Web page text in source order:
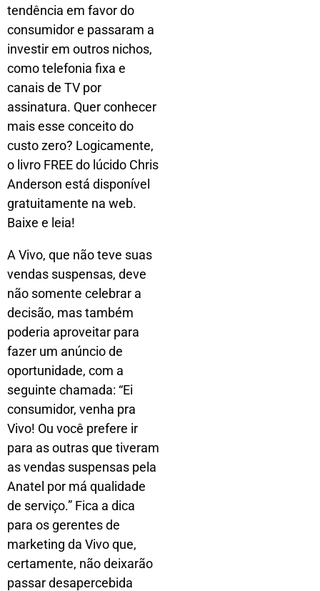
tendência em favor do
consumidor e passaram a
investir em outros nichos,
como telefonia fixa e
canais de TV por
assinatura. Quer conhecer
mais esse conceito do
custo zero? Logicamente,
o livro FREE do lúcido Chris
Anderson está disponível
gratuitamente na web.
Baixe e leia!
A Vivo, que não teve suas
vendas suspensas, deve
não somente celebrar a
decisão, mas também
poderia aproveitar para
fazer um anúncio de
oportunidade, com a
seguinte chamada: “Ei
consumidor, venha pra
Vivo! Ou você prefere ir
para as outras que tiveram
as vendas suspensas pela
Anatel por má qualidade
de serviço.” Fica a dica
para os gerentes de
marketing da Vivo que,
certamente, não deixarão
passar desapercebida